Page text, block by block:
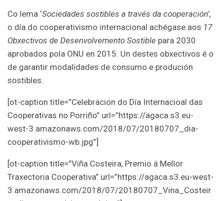
Co lema ‘Sociedades sostibles a través da cooperación’,
o día do cooperativismo internacional achégase aos 17
Obxectivos de Desenvolvemento Sostible para 2030
aprobados pola ONU en 2015. Un destes obxectivos é o
de garantir modalidades de consumo e produción
sostibles.
[ot-caption title=”Celebracion do Día Internacioal das
Cooperativas no Porriño” url=”https://agaca.s3.eu-
west-3.amazonaws.com/2018/07/20180707_dia-
cooperativismo-wb.jpg”]
[ot-caption title=”Viña Costeira, Premio á Mellor
Traxectoria Cooperativa” url=”https://agaca.s3.eu-west-
3.amazonaws.com/2018/07/20180707_Vina_Costeir